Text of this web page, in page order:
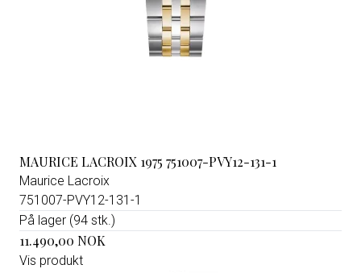
MAURICE LACROIX 1975 751007-PVY12-131-1
Maurice Lacroix
751007-PVY12-131-1
På lager (94 stk.)
11.490,00 NOK
Vis produkt